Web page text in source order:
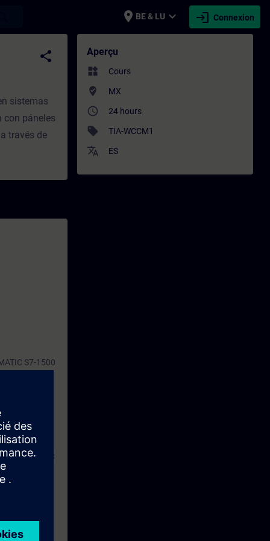
place BE & LU expand_more login Connexion
continue | SITRAIN
share
sistemas
con páneles
través de
S7-1500
SIMATIC
Aperçu
widgets Cours
where_to_vote MX
access_time 24 hours
sell TIA-WCCM1
translate ES